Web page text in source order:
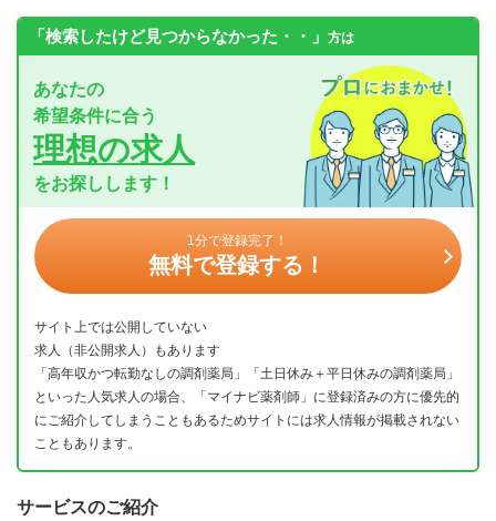
「検索したけど見つからなかった・・」 方は
あなたの
希望条件に合う
理想の求人
をお探しします！
1分で登録完了！
無料で登録する！
サイト上では公開していない
求人（非公開求人）もあります
「高年収かつ転勤なしの調剤薬局」「土日休み＋平日休みの調剤薬局」
といった人気求人の場合、「マイナビ薬剤師」に登録済みの方に優先的
にご紹介してしまうこともあるためサイトには求人情報が掲載されない
こともあります。
サービスのご紹介